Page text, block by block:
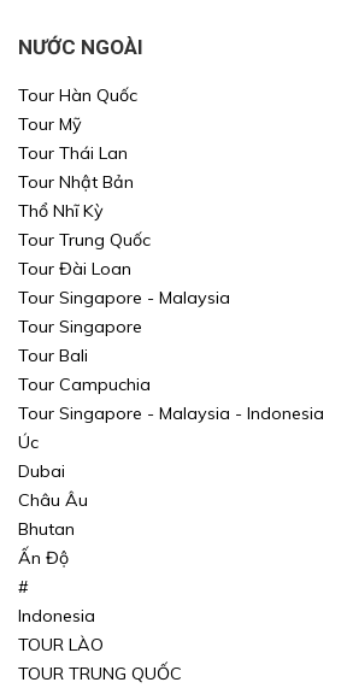
NƯỚC NGOÀI
Tour Hàn Quốc
Tour Mỹ
Tour Thái Lan
Tour Nhật Bản
Thổ Nhĩ Kỳ
Tour Trung Quốc
Tour Đài Loan
Tour Singapore - Malaysia
Tour Singapore
Tour Bali
Tour Campuchia
Tour Singapore - Malaysia - Indonesia
Úc
Dubai
Châu Âu
Bhutan
Ấn Độ
#
Indonesia
TOUR LÀO
TOUR TRUNG QUỐC